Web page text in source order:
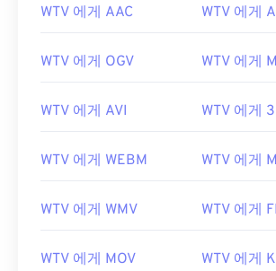
WTV 에게 AAC WTV 에게
WTV 에게 OGV WTV 에게
WTV 에게 AVI WTV 에게
WTV 에게 WEBM WTV 에게
WTV 에게 WMV WTV 에게
WTV 에게 MOV WTV 에게